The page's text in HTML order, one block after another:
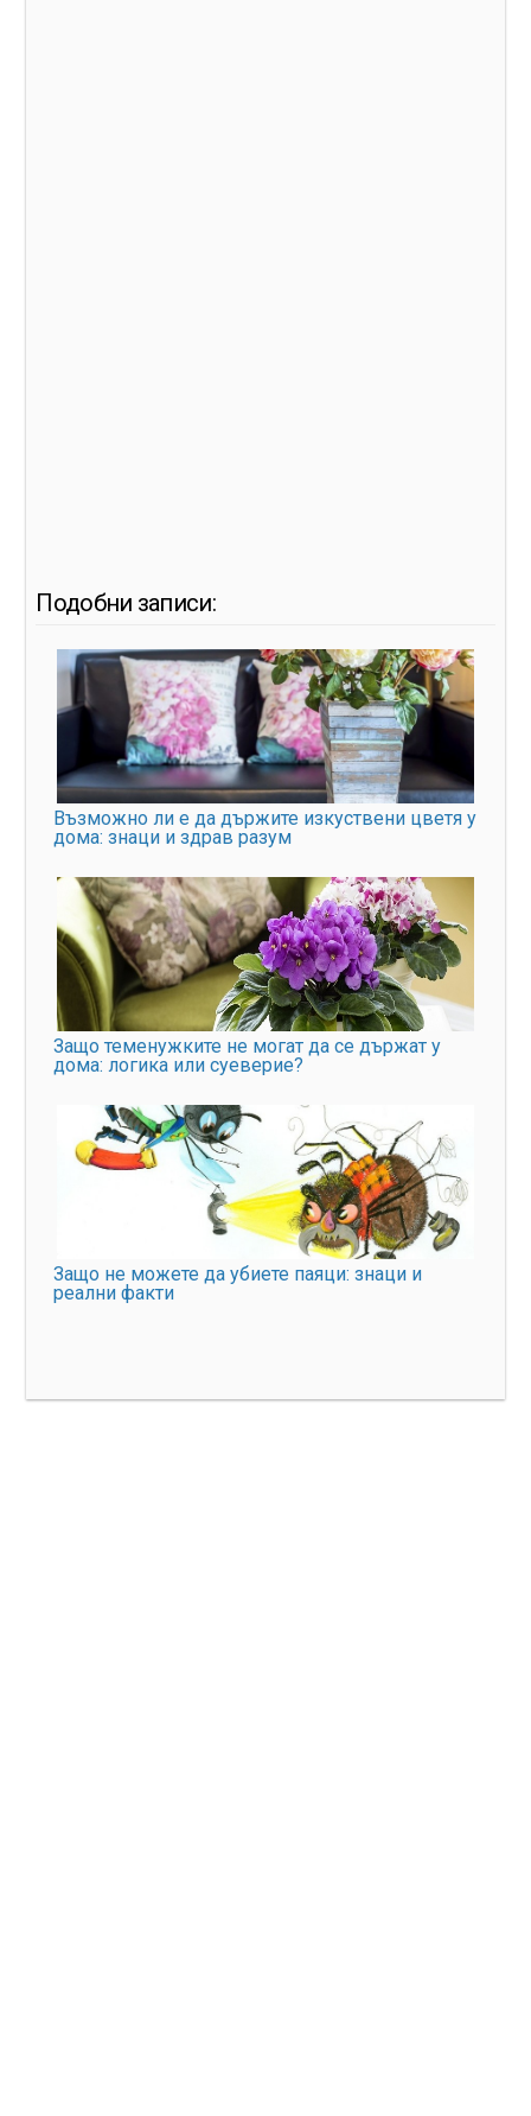
Подобни записи:
Възможно ли е да държите изкуствени цветя у
дома: знаци и здрав разум
Защо теменужките не могат да се държат у
дома: логика или суеверие?
Защо не можете да убиете паяци: знаци и
реални факти